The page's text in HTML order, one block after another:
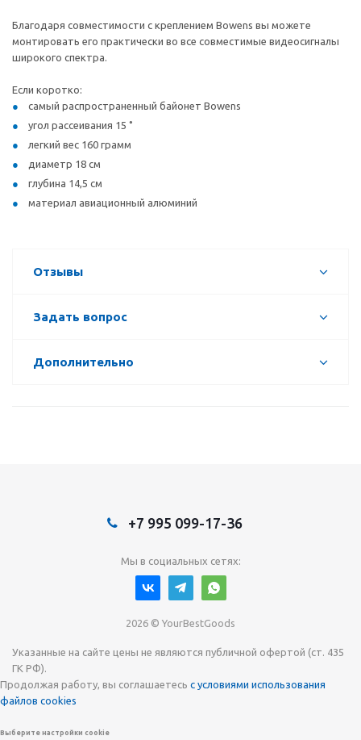
Благодаря совместимости с креплением Bowens вы можете
монтировать его практически во все совместимые видеосигналы
широкого спектра.
Если коротко:
самый распространенный байонет Bowens
угол рассеивания 15 ˚
легкий вес 160 грамм
диаметр 18 см
глубина 14,5 см
материал авиационный алюминий
Отзывы
Задать вопрос
Дополнительно
+7 995 099-17-36
Мы в социальных сетях:
2026 © YourBestGoods
Указанные на сайте цены не являются публичной офертой (ст. 435
ГК РФ).
Продолжая работу, вы соглашаетесь с условиями использования
файлов cookies
Выберите настройки cookie